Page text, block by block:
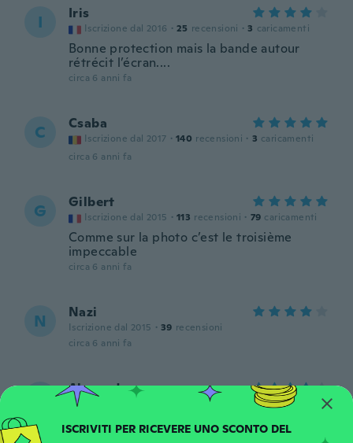
I Iris
Iscrizione dal 2016 · 25 recensioni · 3 caricamenti
Bonne protection mais la bande autour
rétrécit l’écran....
circa 6 anni fa
C Csaba
Iscrizione dal 2017 · 140 recensioni · 3 caricamenti
circa 6 anni fa
G Gilbert
Iscrizione dal 2015 · 113 recensioni · 79 caricamenti
Comme sur la photo c’est le troisième
impeccable
circa 6 anni fa
N Nazi
Iscrizione dal 2015 · 39 recensioni
circa 6 anni fa
Alexander
recensioni caricamenti
Super passend, aber Qualität läst besseres
Wünschen